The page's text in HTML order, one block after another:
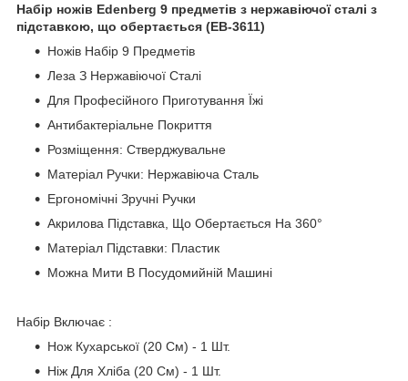
Набір ножів Edenberg 9 предметів з нержавіючої сталі з
підставкою, що обертається (EB-3611)
Ножів Набір 9 Предметів
Леза З Нержавіючої Сталі
Для Професійного Приготування Їжі
Антибактеріальне Покриття
Розміщення: Стверджувальне
Матеріал Ручки: Нержавіюча Сталь
Ергономічні Зручні Ручки
Акрилова Підставка, Що Обертається На 360°
Матеріал Підставки: Пластик
Можна Мити В Посудомийній Машині
Набір Включає :
Нож Кухарської (20 См) - 1 Шт.
Ніж Для Хліба (20 См) - 1 Шт.